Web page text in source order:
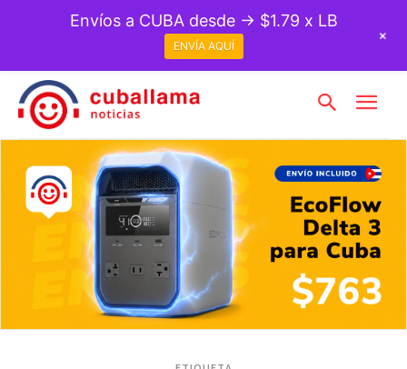
Envíos a CUBA desde → $1.79 x LB
ENVÍA AQUÍ
+